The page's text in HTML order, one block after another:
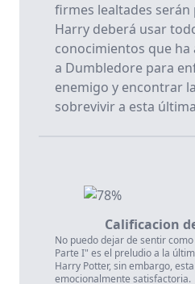
firmes lealtades serán
Harry deberá usar
conocimientos que
a Dumbledore para
enemigo y encontrar
sobrevivir a esta
Calificacion
No puedo dejar de sentir
Parte I" es el preludio a la
Harry Potter, sin embargo,
emocionalmente satisfactoria.